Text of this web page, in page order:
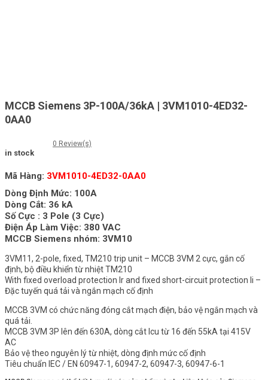
MCCB Siemens 3P-100A/36kA | 3VM1010-4ED32-
0AA0
0 Review(s)
in stock
Mã Hàng: 3VM1010-4ED32-0AA0
Dòng Định Mức: 100A
Dòng Cắt: 36 kA
Số Cực : 3 Pole (3 Cực)
Điện Áp Làm Việc: 380 VAC
MCCB Siemens nhóm: 3VM10
3VM11, 2-pole, fixed, TM210 trip unit – MCCB 3VM 2 cực, gắn cố
định, bộ điều khiển từ nhiệt TM210
With fixed overload protection Ir and fixed short-circuit protection Ii –
Đặc tuyến quá tải và ngắn mạch cố định
MCCB 3VM có chức năng đóng cắt mạch điện, bảo vệ ngắn mạch và
quá tải.
MCCB 3VM 3P lên đến 630A, dòng cắt Icu từ 16 đến 55kA tại 415V
AC
Bảo vệ theo nguyên lý từ nhiệt, dòng định mức cố định
Tiêu chuẩn IEC / EN 60947-1, 60947-2, 60947-3, 60947-6-1